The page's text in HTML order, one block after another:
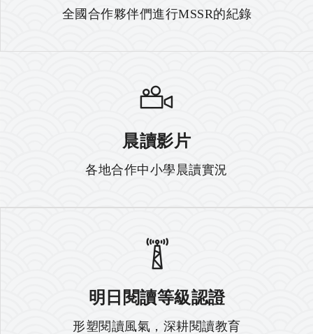
全國合作夥伴們進行MSSR的紀錄
晨讀影片
各地合作中小學晨讀實況
明日閱讀等級認證
形塑閱讀風氣，深耕閱讀教育